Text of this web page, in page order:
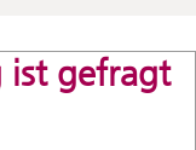
ist gefragt